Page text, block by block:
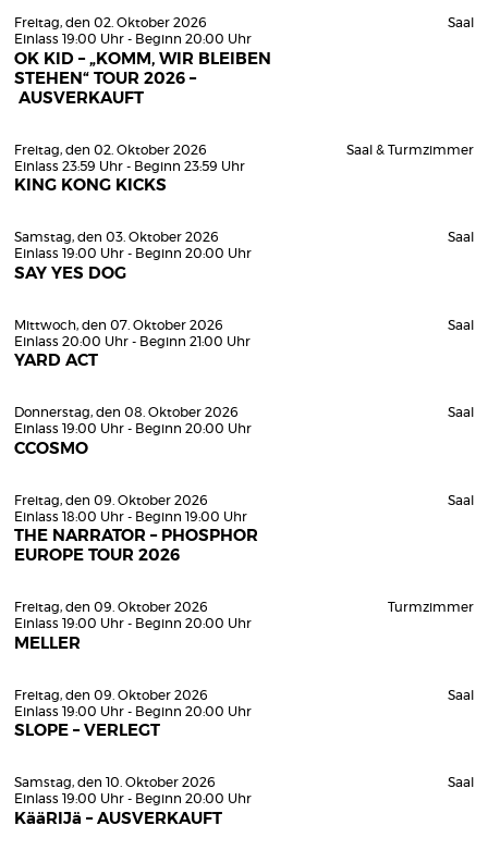
Freitag, den 02. Oktober 2026
Einlass 19:00 Uhr - Beginn 20:00 Uhr
OK KID – „KOMM, WIR BLEIBEN
STEHEN“ TOUR 2026 –
AUSVERKAUFT
Saal
Freitag, den 02. Oktober 2026
Einlass 23:59 Uhr - Beginn 23:59 Uhr
KING KONG KICKS
Saal & Turmzimmer
Samstag, den 03. Oktober 2026
Einlass 19:00 Uhr - Beginn 20:00 Uhr
SAY YES DOG
Saal
Mittwoch, den 07. Oktober 2026
Einlass 20:00 Uhr - Beginn 21:00 Uhr
YARD ACT
Saal
Donnerstag, den 08. Oktober 2026
Einlass 19:00 Uhr - Beginn 20:00 Uhr
CCOSMO
Saal
Freitag, den 09. Oktober 2026
Einlass 18:00 Uhr - Beginn 19:00 Uhr
THE NARRATOR – PHOSPHOR
EUROPE TOUR 2026
Saal
Freitag, den 09. Oktober 2026
Einlass 19:00 Uhr - Beginn 20:00 Uhr
MELLER
Turmzimmer
Freitag, den 09. Oktober 2026
Einlass 19:00 Uhr - Beginn 20:00 Uhr
SLOPE – VERLEGT
Saal
Samstag, den 10. Oktober 2026
Einlass 19:00 Uhr - Beginn 20:00 Uhr
KääRIJä – AUSVERKAUFT
Saal